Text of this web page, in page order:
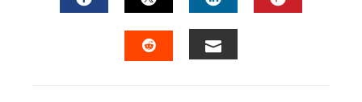
FACEBOOKTWITTERLINKEDIN